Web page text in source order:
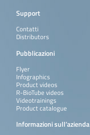
Support
Contatti
Distributors
Pubblicazioni
Flyer
Infographics
Product videos
R-BioTube videos
Videotrainings
Product catalogue
Informazioni sull’azienda